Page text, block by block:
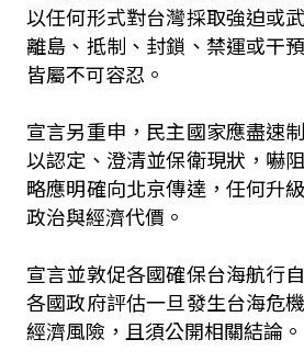
以任何形式對台灣採取強迫或
離島、抵制、封鎖、禁運或干
皆屬不可容忍。
宣言另重申，民主國家應盡速
以認定、澄清並保衛現狀，嚇
略應明確向北京傳達，任何升
政治與經濟代價。
宣言並敦促各國確保台海航行
各國政府評估一旦發生台海危
經濟風險，且須公開相關結論。